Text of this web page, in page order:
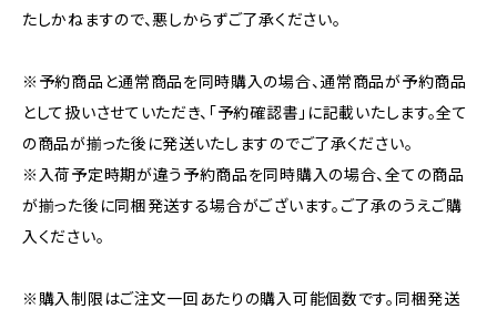
たしかねますので、悪しからずご了承ください。
※予約商品と通常商品を同時購入の場合、通常商品が予約商品
として扱いさせていただき、「予約確認書」に記載いたします。全て
の商品が揃った後に発送いたしますのでご了承ください。
※入荷予定時期が違う予約商品を同時購入の場合、全ての商品
が揃った後に同梱発送する場合がございます。ご了承のうえご購
入ください。
※購入制限はご注文一回あたりの購入可能個数です。同梱発送